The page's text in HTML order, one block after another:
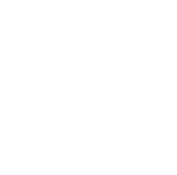
beantragt
des Serviceportals